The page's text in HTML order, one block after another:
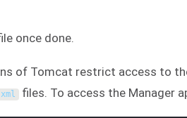
once done.
of Tomcat restrict access to
xml files. To access the Manager